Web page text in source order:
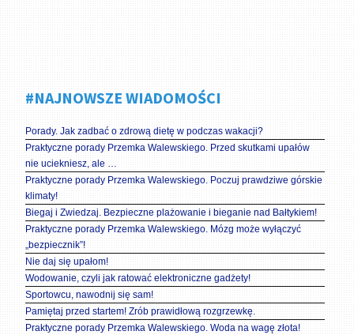
#NAJNOWSZE WIADOMOŚCI
Porady. Jak zadbać o zdrową dietę w podczas wakacji?
Praktyczne porady Przemka Walewskiego. Przed skutkami upałów
nie uciekniesz, ale …
Praktyczne porady Przemka Walewskiego. Poczuj prawdziwe górskie
klimaty!
Biegaj i Zwiedzaj. Bezpieczne plażowanie i bieganie nad Bałtykiem!
Praktyczne porady Przemka Walewskiego. Mózg może wyłączyć
„bezpiecznik”!
Nie daj się upałom!
Wodowanie, czyli jak ratować elektroniczne gadżety!
Sportowcu, nawodnij się sam!
Pamiętaj przed startem! Zrób prawidłową rozgrzewkę.
Praktyczne porady Przemka Walewskiego. Woda na wagę złota!